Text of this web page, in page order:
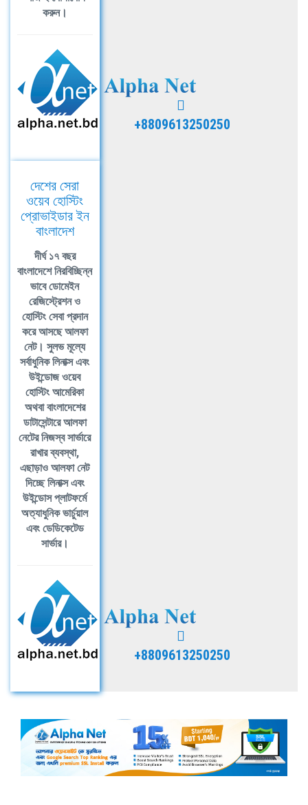
করুন।
+8809613250250
দেশের সেরা
ওয়েব হোস্টিং
প্রোভাইডার ইন
বাংলাদেশ
দীর্ঘ ১৭ বছর
বাংলাদেশে নিরবিচ্ছিন্ন
ভাবে ডোমেইন
রেজিস্ট্রেশন ও
হোস্টিং সেবা প্রদান
করে আসছে আলফা
নেট। সুলভ মূল্যে
সর্বাধুনিক লিনাক্স এবং
উইন্ডোজ ওয়েব
হোস্টিং আমেরিকা
অথবা বাংলাদেশের
ডাটাসেন্টারে আলফা
নেটের নিজস্ব সার্ভারে
রাখার ব্যবস্থা,
এছাড়াও আলফা নেট
দিচ্ছে লিনাক্স এবং
উইন্ডোস প্লাটফর্মে
অত্যাধুনিক ভার্চুয়াল
এবং ডেডিকেটেড
সার্ভার।
+8809613250250